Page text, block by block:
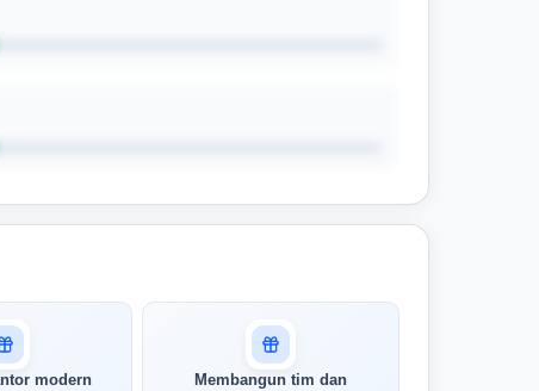
modern
Membangun tim dan